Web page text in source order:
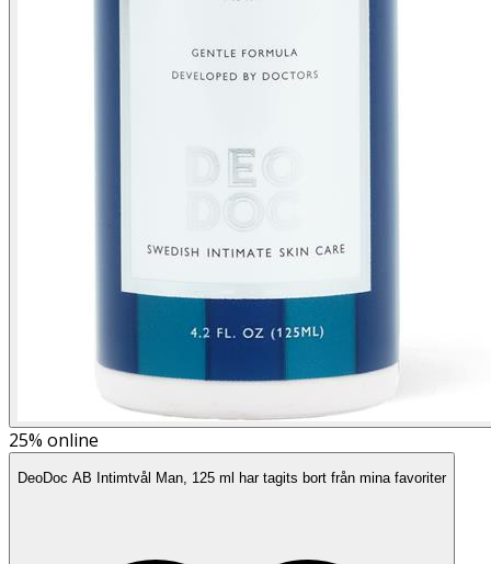
25% online
DeoDoc AB Intimtvål Man, 125 ml har tagits bort från mina favoriter